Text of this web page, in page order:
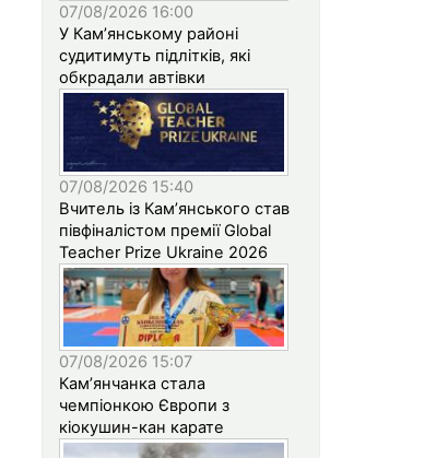
07/08/2026 16:00
У Кам’янському районі
судитимуть підлітків, які
обкрадали автівки
07/08/2026 15:40
Вчитель із Кам’янського став
півфіналістом премії Global
Teacher Prize Ukraine 2026
07/08/2026 15:07
Кам’янчанка стала
чемпіонкою Європи з
кіокушин-кан карате